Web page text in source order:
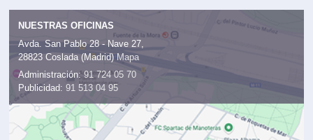
NUESTRAS OFICINAS
Avda. San Pablo 28 - Nave 27,
28823 Coslada (Madrid) Mapa
Administración: 91 724 05 70
Publicidad: 91 513 04 95